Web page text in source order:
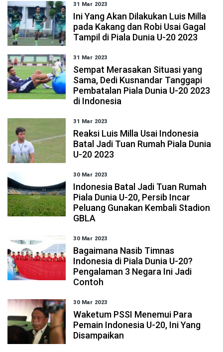
31 Mar 2023
Ini Yang Akan Dilakukan Luis Milla
pada Kakang dan Robi Usai Gagal
Tampil di Piala Dunia U-20 2023
31 Mar 2023
Sempat Merasakan Situasi yang
Sama, Dedi Kusnandar Tanggapi
Pembatalan Piala Dunia U-20 2023
di Indonesia
31 Mar 2023
Reaksi Luis Milla Usai Indonesia
Batal Jadi Tuan Rumah Piala Dunia
U-20 2023
30 Mar 2023
Indonesia Batal Jadi Tuan Rumah
Piala Dunia U-20, Persib Incar
Peluang Gunakan Kembali Stadion
GBLA
30 Mar 2023
Bagaimana Nasib Timnas
Indonesia di Piala Dunia U-20?
Pengalaman 3 Negara Ini Jadi
Contoh
30 Mar 2023
Waketum PSSI Menemui Para
Pemain Indonesia U-20, Ini Yang
Disampaikan